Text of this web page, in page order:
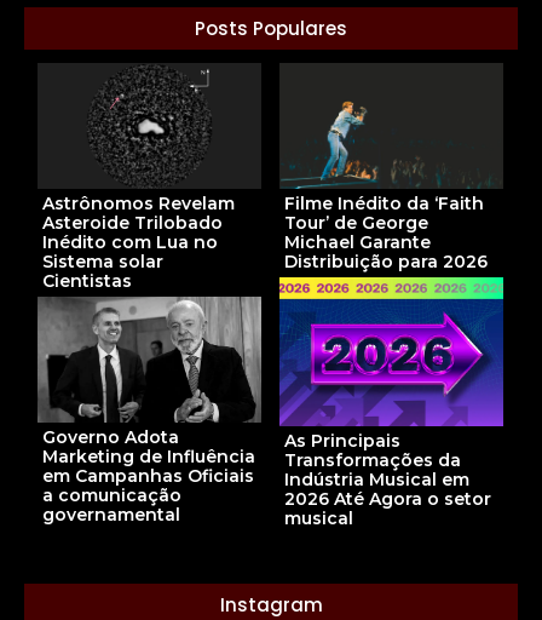
Posts Populares
Astrônomos Revelam
Asteroide Trilobado
Inédito com Lua no
Sistema solar
Cientistas
Filme Inédito da ‘Faith
Tour’ de George
Michael Garante
Distribuição para 2026
As Principais
Transformações da
Indústria Musical em
2026 Até Agora o setor
musical
Governo Adota
Marketing de Influência
em Campanhas Oficiais
a comunicação
governamental
Instagram